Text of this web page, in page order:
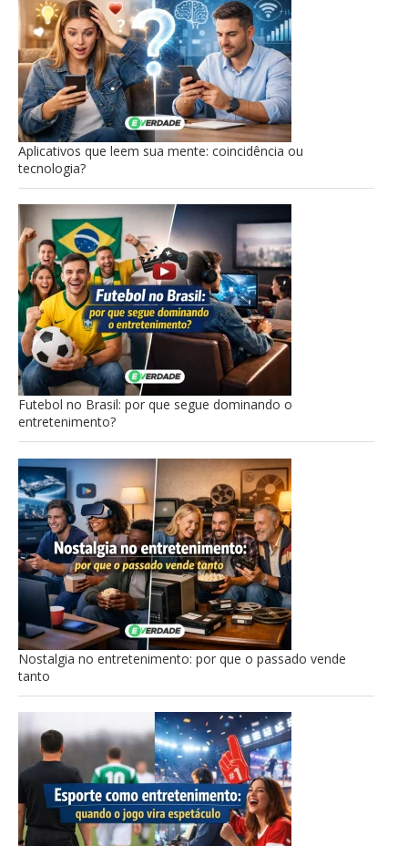
Aplicativos que leem sua mente: coincidência ou
tecnologia?
Futebol no Brasil: por que segue dominando o
entretenimento?
Nostalgia no entretenimento: por que o passado vende
tanto